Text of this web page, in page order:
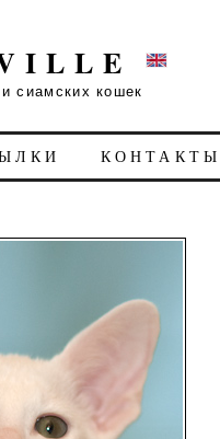
сиамских кошек
КОНТАКТЫ